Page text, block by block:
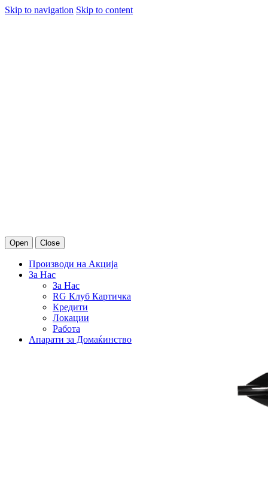
Skip to navigation Skip to content
Open Close
Производи на Акција
За Нас
За Нас
RG Клуб Картичка
Кредити
Локации
Работа
Апарати за Домаќинство